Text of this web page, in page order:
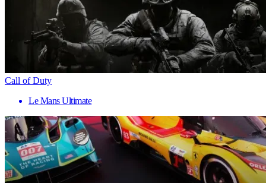
Call of Duty
Le Mans Ultimate